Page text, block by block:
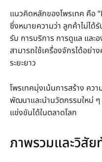
แนวคิดหลักของโพรเทค คือ
ซึ่งหมายความว่า ลูกค้าไม่ได้
รับ การบริการ การดูแล และ
สามารถใช้เครื่องจักรได้อย่
ระยะยาว
โพรเทคมุ่งเน้นการสร้าง ค
พัฒนาและนำนวัตกรรมใหม่ ๆ
แข่งขันได้ในตลาดโลก
ภาพรวมและวิสั